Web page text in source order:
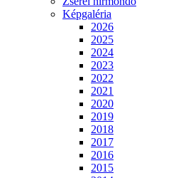
Képgaléria
2026
2025
2024
2023
2022
2021
2020
2019
2018
2017
2016
2015